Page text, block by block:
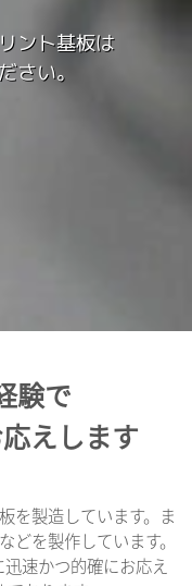
ント基板は
さい。
験で
えします
を製造しています。ま
どを製作しています。
速かつ的確にお応え